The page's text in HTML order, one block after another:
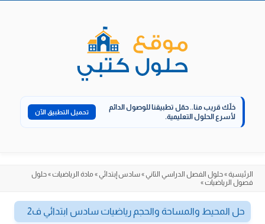
خلّك قريب منا.. حمّل تطبيقنا للوصول الدائم
لأسرع الحلول التعليمية.
تحميل التطبيق الآن
الرئيسية»حلول الفصل الدراسي الثاني»سادس إبتدائي» مادة الرياضيات»حلول
فصول الرياضيات»
حل المحيط والمساحة والحجم رياضيات سادس ابتدائي ف2